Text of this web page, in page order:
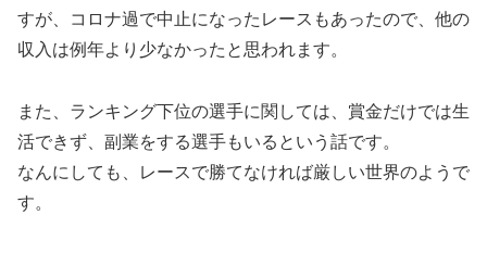
すが、コロナ過で中止になったレースもあったので、他の
収入は例年より少なかったと思われます。
また、ランキング下位の選手に関しては、賞金だけでは生
活できず、副業をする選手もいるという話です。
なんにしても、レースで勝てなければ厳しい世界のようで
す。